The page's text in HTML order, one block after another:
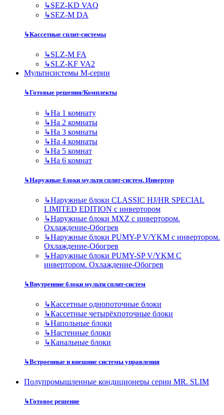
↳SEZ-KD VAQ
↳SEZ-M DA
↳Кассетные сплит-системы
↳SLZ-M FA
↳SLZ-KF VA2
Мультисистемы M-серии
↳Готовые решения/Комплекты
↳На 1 комнату
↳На 2 комнаты
↳На 3 комнаты
↳На 4 комнаты
↳На 5 комнат
↳На 6 комнат
↳Наружные блоки мульти сплит-систем. Инвертор
↳Наружные блоки CLASSIC HJ/HR SPECIAL
LIMITED EDITION с инвертором
↳Наружные блоки MXZ с инвертором.
Охлаждение-Обогрев
↳Наружные блоки PUMY-P V/YKM с инвертором.
Охлаждение-Обогрев
↳Наружные блоки PUMY-SP V/YKM С
инвертором. Охлаждение-Обогрев
↳Внутренние блоки мульти сплит-систем
↳Кассетные однопоточные блоки
↳Кассетные четырёхпоточные блоки
↳Напольные блоки
↳Настенные блоки
↳Канальные блоки
↳Встроенные и внешние системы управления
Полупромышленные кондиционеры серии MR. SLIM
↳Готовое решение